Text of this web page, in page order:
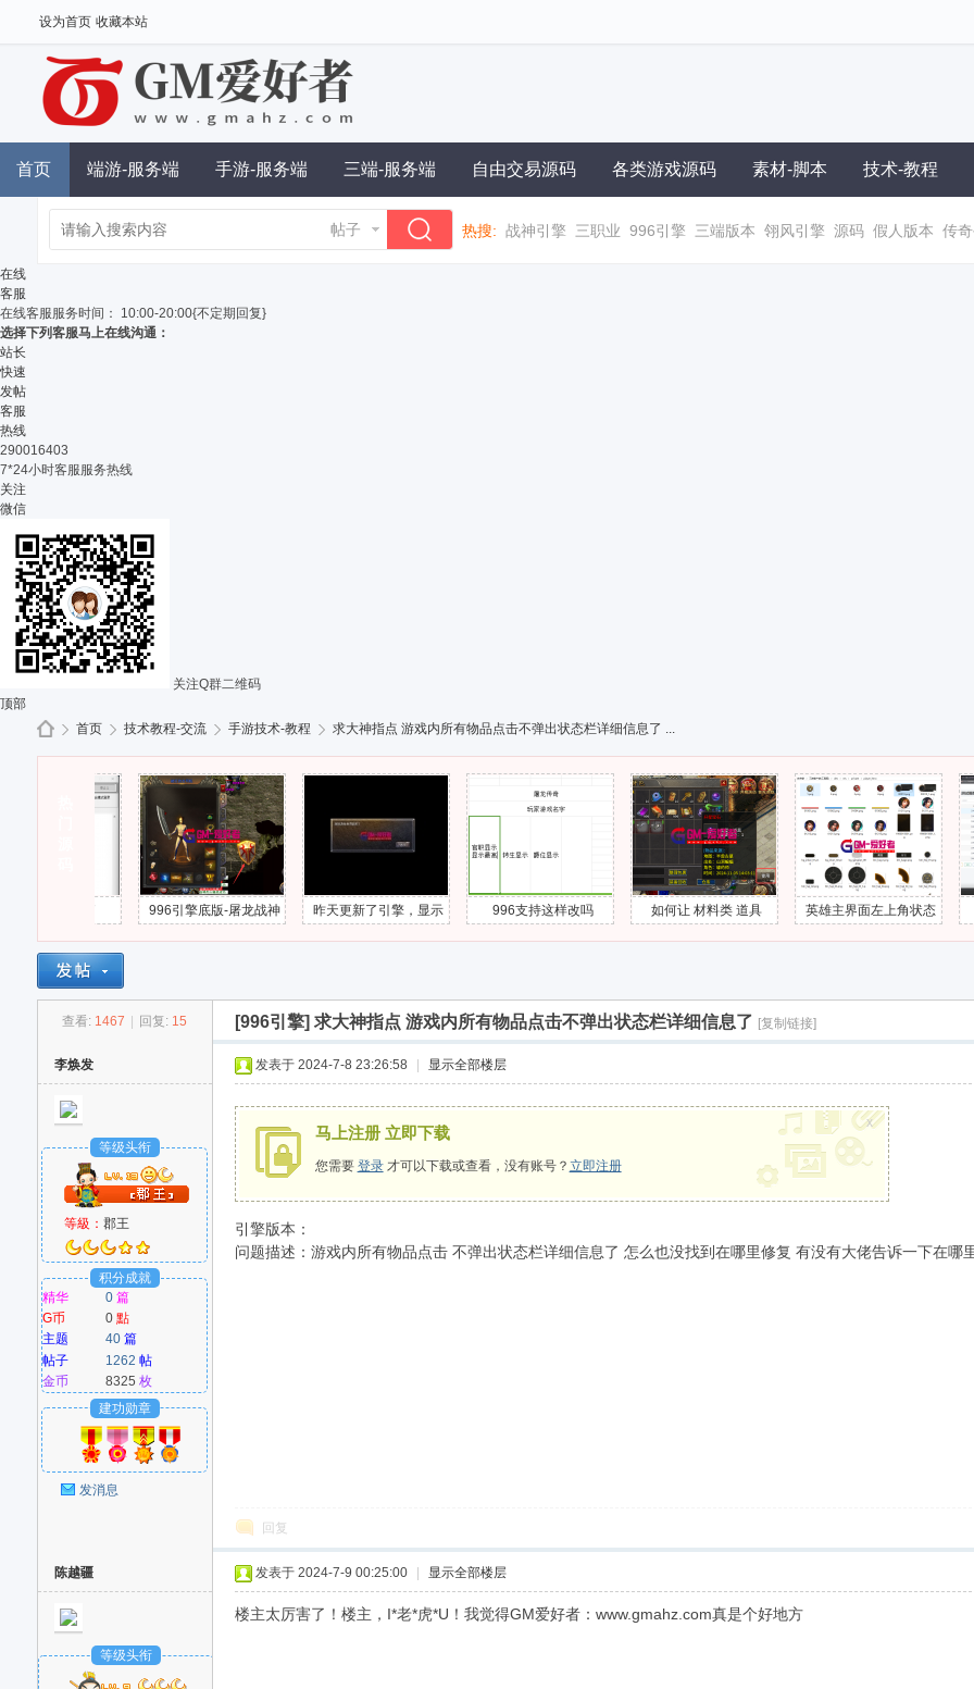
设为首页 收藏本站
首页 端游-服务端 手游-服务端 三端-服务端 自由交易源码 各类游戏源码 素材-脚本 技术-教程
帖子 热搜: 战神引擎 三职业 996引擎 三端版本 翎风引擎 源码 假人版本 传
在线
客服
在线客服服务时间： 10:00-20:00{不定期回复}
选择下列客服马上在线沟通：
站长
快速
发帖
客服
热线
290016403
7*24小时客服服务热线
关注
微信
关注Q群二维码
顶部
爱
好
首页 技术教程-交流
›
手游技术-教程 求大神指点 游戏内所有物品点击不弹出状态栏详细信息了 ...
996引擎底版-屠龙战神
下载部分错误
昨天更新了引擎，显示
连接游戏超时
996支持这样改吗
如何让 材料类 道具
的“使用”按钮隐藏掉
英雄主界面左上角状态
头像UI界面怎么添加出
【996引
程】第3课
查看: 1467 回复: 15 [996引擎] 求大神指点 游戏内所有物品点击不弹出状态栏详细信息了 [复制链接]
李焕发
等级头衔
等級：郡王
积分成就
精华
0 篇
G币
0點
主题
40 篇
帖子
1262 帖
金币
8325枚
建功勋章
发消息
发表于 2024-7-8 23:26:58 显示全部楼层
马上注册 立即下载
您需要 登录才可以下载或查看，没有账号？ 立即注册
x
引擎版本：
问题描述：游戏内所有物品点击 不弹出状态栏详细信息了 怎么也没找到在哪里修复 有没有大佬告诉一下在哪
回复
陈越疆
等级头衔
发表于 2024-7-9 00:25:00 显示全部楼层
楼主太厉害了！楼主，I*老*虎*U！我觉得GM爱好者：www.gmahz.com真是个好地方